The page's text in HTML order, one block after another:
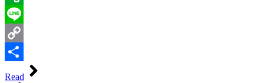
Evernote
Line
Copy
Read